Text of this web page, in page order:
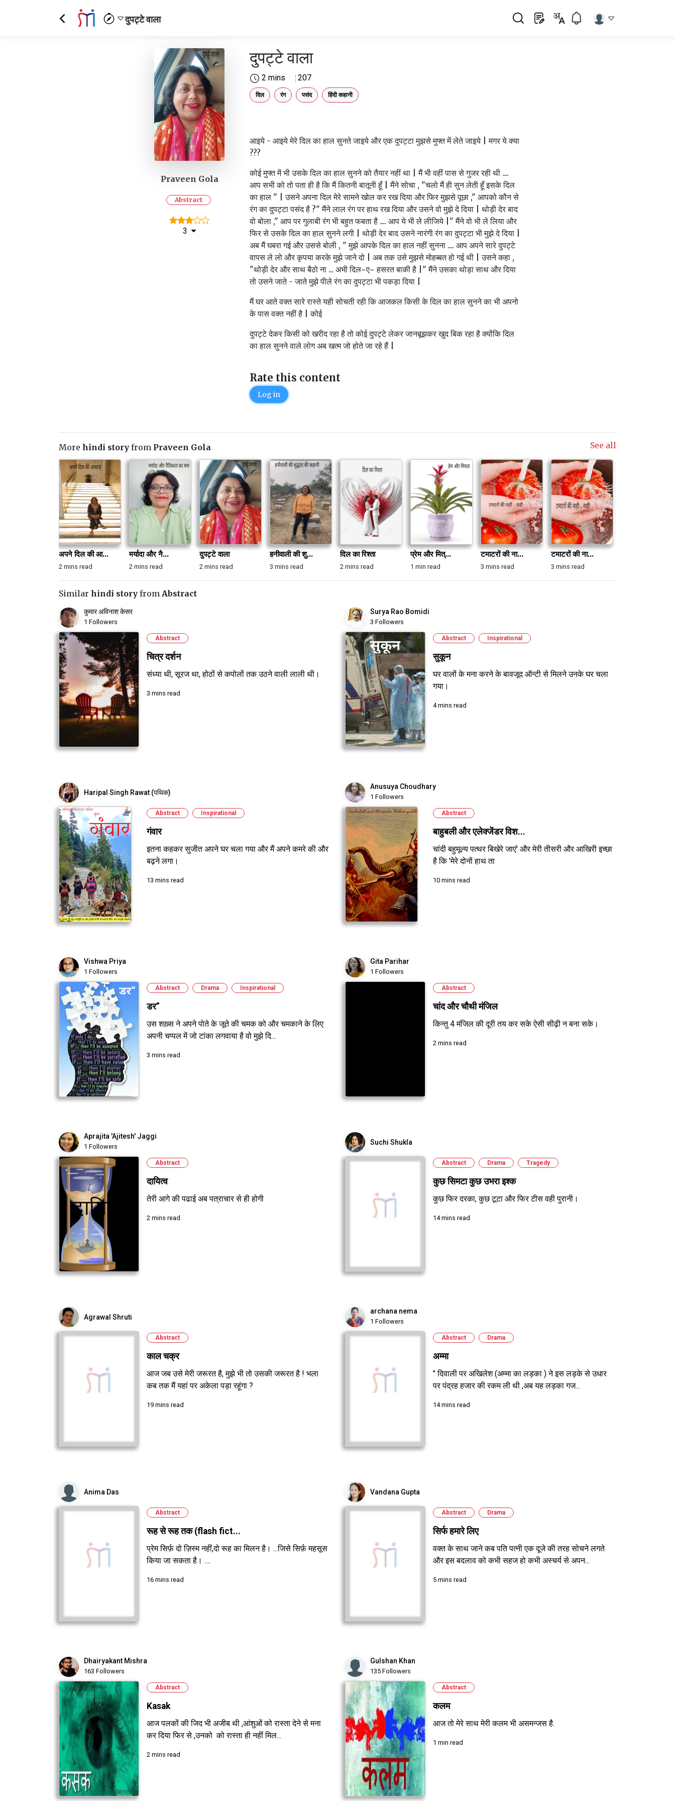
दुपट्टे वाला
Praveen Gola
Abstract
3
दुपट्टे वाला
2 mins 207
दिल रंग पसंद हिंदी कहानी
आइये - आइये मेरे दिल का हाल सुनते जाइये और एक दुपट्टा मुझसे मुफ्त में लेते जाइये | मगर ये क्या
???
कोई मुफ्त में भी उसके दिल का हाल सुनने को तैयार नहीं था | मैं भी वहीं पास से गुजर रही थी ....
आप सभी को तो पता ही है कि मैं कितनी बातूनी हूँ | मैंने सोचा , "चलो मैं ही सुन लेती हूँ इसके दिल
का हाल " | उसने अपना दिल मेरे सामने खोल कर रख दिया और फिर मुझसे पूछा ," आपको कौन से
रंग का दुपट्टा पसंद है ?" मैंने लाल रंग पर हाथ रख दिया और उसने वो मुझे दे दिया | थोड़ी देर बाद
वो बोला ," आप पर गुलाबी रंग भी बहुत फबता है .... आप ये भी ले लीजिये |" मैंने वो भी ले लिया और
फिर से उसके दिल का हाल सुनने लगी | थोड़ी देर बाद उसने नारंगी रंग का दुपट्टा भी मुझे दे दिया |
अब मैं घबरा गई और उससे बोली , " मुझे आपके दिल का हाल नहीं सुनना .... आप अपने सारे दुपट्टे
वापस ले लो और कृपया करके मुझे जाने दो | अब तक उसे मुझसे मोहब्बत हो गई थी | उसने कहा ,
"थोड़ी देर और साथ बैठो ना ... अभी दिल~ए~ हसरत बाकी है |" मैंने उसका थोड़ा साथ और दिया
तो उसने जाते - जाते मुझे पीले रंग का दुपट्टा भी पकड़ा दिया |
मैं घर आते वक्त सारे रास्ते यही सोचती रही कि आजकल किसी के दिल का हाल सुनने का भी अपनो
के पास वक्त नहीं है | कोई
दुपट्टे देकर किसी को खरीद रहा है तो कोई दुपट्टे लेकर जानबूझकर खुद बिक रहा है क्योंकि दिल
का हाल सुनने वाले लोग अब खत्म जो होते जा रहे हैं |
Rate this content
Log in
More hindi story from Praveen Gola See all
अपने दिल की आ...
2 mins read
मर्यादा और नै...
2 mins read
दुपट्टे वाला
2 mins read
हनीवाली की शु...
3 mins read
दिल का रिश्ता
2 mins read
प्रेम और मित्...
1 min read
टमाटरों की ना...
3 mins read
टमाटरों की ना...
3 mins read
Similar hindi story from Abstract
कुमार अविनाश केसर
1 Followers
Abstract
चित्र दर्शन
संध्या थी, सूरज था, होठों से कपोलों तक उठने वाली लाली थी।
3 mins read
Surya Rao Bomidi
3 Followers
Abstract Inspirational
सुकून
घर वालों के मना करने के बावजूद ऑन्टी से मिलने उनके घर चला
गया।
4 mins read
Haripal Singh Rawat (पथिक)
Abstract Inspirational
गंवार
इतना कहकर सुजीत अपने घर चला गया और मैं अपने कमरे की और
बढ़ने लगा।
13 mins read
Anusuya Choudhary
1 Followers
Abstract
बाहुबली और एलेक्जेंडर विश...
चांदी बहुमूल्य पत्थर बिखेरे जाएं' और मेरी तीसरी और आखिरी इच्छा
है कि 'मेरे दोनों हाथ ता
10 mins read
Vishwa Priya
1 Followers
Abstract Drama Inspirational
डर”
उस शख़्स ने अपने पोते के जूते की चमक को और चमकाने के लिए
अपनी चप्पल में जो टांका लगवाया है वो मुझे दि...
3 mins read
Gita Parihar
1 Followers
Abstract
चांद और चौथी मंजिल
किन्तु 4 मंजिल की दूरी तय कर सके ऐसी सीढ़ी न बना सके।
2 mins read
Aprajita 'Ajitesh' Jaggi
1 Followers
Abstract
दायित्व
तेरी आगे की पढाई अब पत्राचार से ही होगी
2 mins read
Suchi Shukla
Abstract Drama Tragedy
कुछ सिमटा कुछ उभरा इश्क
कुछ फिर दरका, कुछ टूटा और फिर टीस वही पुरानी।
14 mins read
Agrawal Shruti
Abstract
काल चक्र
आज जब उसे मेरी जरूरत है, मुझे भी तो उसकी जरूरत है ! भला
कब तक मैं यहां पर अकेला पड़ा रहूंगा ?
19 mins read
archana nema
1 Followers
Abstract Drama
अम्मा
" दिवाली पर अखिलेश (अम्मा का लड़का ) ने इस लड़के से उधार
पर पंद्रह हजार की रकम ली थी ,अब यह लड़का गज...
14 mins read
Anima Das
Abstract
रूह से रूह तक (flash fict...
प्रेम सिर्फ़ दो ज़िस्म नहीं,दो रूह का मिलन है। ...जिसे सिर्फ़ महसूस
किया जा सकता है। ....
16 mins read
Vandana Gupta
Abstract Drama
सिर्फ हमारे लिए
वक्त के साथ जाने कब पति पत्नी एक दूजे की तरह सोचने लगते
और इस बदलाव को कभी सहज हो कभी अस्चर्य से अपन...
5 mins read
Dhairyakant Mishra
163 Followers
Abstract
Kasak
आज पलकों की जिद भी अजीब थी ,आंशुओं को रास्ता देने से मना
कर दिया फिर से ,उनको को रास्ता ही नहीं मिल...
2 mins read
Gulshan Khan
135 Followers
Abstract
कलम
आज तो मेरे साथ मेरी कलम भी असमन्जस है.
1 min read